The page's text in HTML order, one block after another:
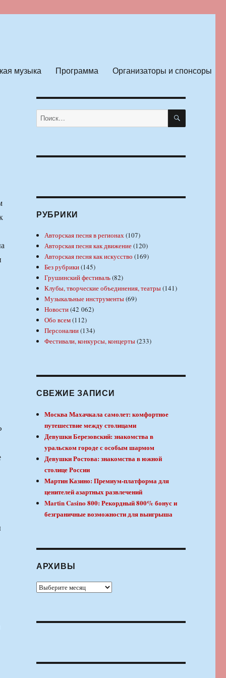
музыка Программа Организаторы и спонсоры
Искать: ПОИСК
РУБРИКИ
Авторская песня в регионах(107)
Авторская песня как движение(120)
Авторская песня как искусство (169)
Без рубрики(145)
Грушинский фестиваль(82)
Клубы, творческие объединения, театры(141)
Музыкальные инструменты(69)
Новости(42 062)
Обо всем(112)
Персоналии(134)
Фестивали, конкурсы, концерты(233)
СВЕЖИЕ ЗАПИСИ
Москва Махачкала самолет: комфортное
путешествие между столицами
Девушки Березовский: знакомства в
уральском городе с особым шармом
Девушки Ростова: знакомства в южной
столице России
Мартин Казино: Премиум-платформа для
ценителей азартных развлечений
Martin Casino 800: Рекордный 800% бонус и
безграничные возможности для выигрыша
АРХИВЫ
Архивы